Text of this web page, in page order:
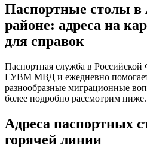
Паспортные столы в
районе: адреса на
для справок
Паспортная служба в Российской
ГУВМ МВД и ежедневно помогает
разнообразные миграционные
более подробно рассмотрим ниже.
Адреса паспортных
горячей линии